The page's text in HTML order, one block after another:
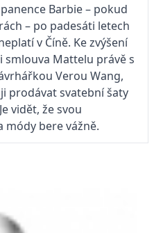
Barbie – pokud
– po padesáti letech
v Číně. Ke zvýšení
Mattelu právě s
Verou Wang,
prodávat svatební šaty
vidět, že svou
módy bere vážně.